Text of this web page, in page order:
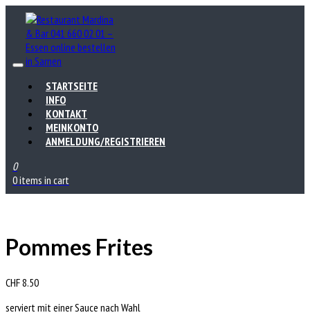
STARTSEITE
INFO
KONTAKT
MEINKONTO
ANMELDUNG/REGISTRIEREN
0
0 items in cart
Pommes Frites
CHF8.50
serviert mit einer Sauce nach Wahl